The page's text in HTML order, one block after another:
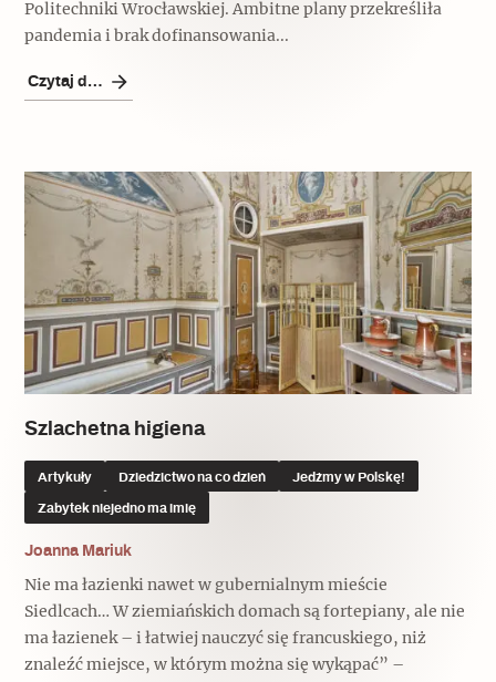
Politechniki Wrocławskiej. Ambitne plany przekreśliła
pandemia i brak dofinansowania...
Czytaj dalej
Szlachetna higiena
Artykuły Dziedzictwo na co dzień Jedźmy w Polskę!
Zabytek niejedno ma imię
Joanna Mariuk
Nie ma łazienki nawet w gubernialnym mieście
Siedlcach… W ziemiańskich domach są fortepiany, ale nie
ma łazienek – i łatwiej nauczyć się francuskiego, niż
znaleźć miejsce, w którym można się wykąpać” –